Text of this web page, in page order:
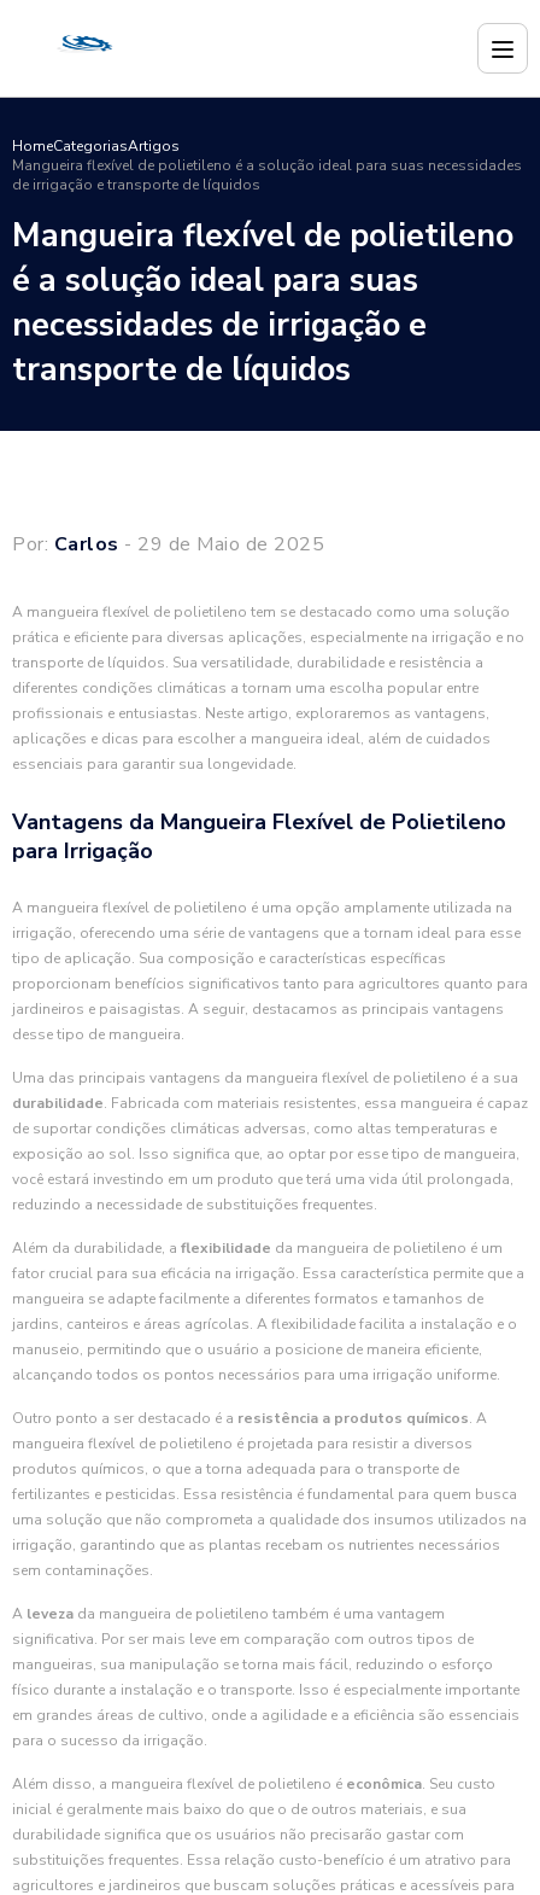
HomeCategoriasArtigos
Mangueira flexível de polietileno é a solução ideal para suas necessidades
de irrigação e transporte de líquidos
Mangueira flexível de polietileno
é a solução ideal para suas
necessidades de irrigação e
transporte de líquidos
Por: Carlos - 29 de Maio de 2025
A mangueira flexível de polietileno tem se destacado como uma solução
prática e eficiente para diversas aplicações, especialmente na irrigação e no
transporte de líquidos. Sua versatilidade, durabilidade e resistência a
diferentes condições climáticas a tornam uma escolha popular entre
profissionais e entusiastas. Neste artigo, exploraremos as vantagens,
aplicações e dicas para escolher a mangueira ideal, além de cuidados
essenciais para garantir sua longevidade.
Vantagens da Mangueira Flexível de Polietileno
para Irrigação
A mangueira flexível de polietileno é uma opção amplamente utilizada na
irrigação, oferecendo uma série de vantagens que a tornam ideal para esse
tipo de aplicação. Sua composição e características específicas
proporcionam benefícios significativos tanto para agricultores quanto para
jardineiros e paisagistas. A seguir, destacamos as principais vantagens
desse tipo de mangueira.
Uma das principais vantagens da mangueira flexível de polietileno é a sua
durabilidade. Fabricada com materiais resistentes, essa mangueira é capaz
de suportar condições climáticas adversas, como altas temperaturas e
exposição ao sol. Isso significa que, ao optar por esse tipo de mangueira,
você estará investindo em um produto que terá uma vida útil prolongada,
reduzindo a necessidade de substituições frequentes.
Além da durabilidade, a flexibilidade da mangueira de polietileno é um
fator crucial para sua eficácia na irrigação. Essa característica permite que a
mangueira se adapte facilmente a diferentes formatos e tamanhos de
jardins, canteiros e áreas agrícolas. A flexibilidade facilita a instalação e o
manuseio, permitindo que o usuário a posicione de maneira eficiente,
alcançando todos os pontos necessários para uma irrigação uniforme.
Outro ponto a ser destacado é a resistência a produtos químicos. A
mangueira flexível de polietileno é projetada para resistir a diversos
produtos químicos, o que a torna adequada para o transporte de
fertilizantes e pesticidas. Essa resistência é fundamental para quem busca
uma solução que não comprometa a qualidade dos insumos utilizados na
irrigação, garantindo que as plantas recebam os nutrientes necessários
sem contaminações.
A leveza da mangueira de polietileno também é uma vantagem
significativa. Por ser mais leve em comparação com outros tipos de
mangueiras, sua manipulação se torna mais fácil, reduzindo o esforço
físico durante a instalação e o transporte. Isso é especialmente importante
em grandes áreas de cultivo, onde a agilidade e a eficiência são essenciais
para o sucesso da irrigação.
Além disso, a mangueira flexível de polietileno é econômica. Seu custo
inicial é geralmente mais baixo do que o de outros materiais, e sua
durabilidade significa que os usuários não precisarão gastar com
substituições frequentes. Essa relação custo-benefício é um atrativo para
agricultores e jardineiros que buscam soluções práticas e acessíveis para